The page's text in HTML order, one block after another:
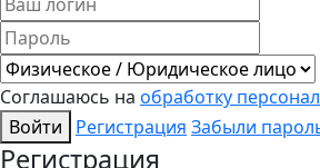
Соглашаюсь на обработку
Войти
Регистрация Забыли
Регистрация